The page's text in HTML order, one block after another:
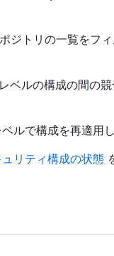
ジトリの一覧をフ
ベルの構成の間の
ルで構成を再適用し
ュリティ構成の状態